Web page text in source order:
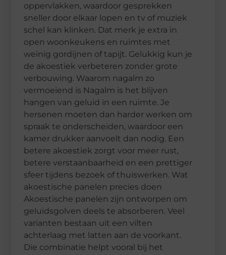
oppervlakken, waardoor gesprekken
sneller door elkaar lopen en tv of muziek
schel kan klinken. Dat merk je extra in
open woonkeukens en ruimtes met
weinig gordijnen of tapijt. Gelukkig kun je
de akoestiek verbeteren zonder grote
verbouwing. Waarom nagalm zo
vermoeiend is Nagalm is het blijven
hangen van geluid in een ruimte. Je
hersenen moeten dan harder werken om
spraak te onderscheiden, waardoor een
kamer drukker aanvoelt dan nodig. Een
betere akoestiek zorgt voor meer rust,
betere verstaanbaarheid en een prettiger
sfeer tijdens bezoek of thuiswerken. Wat
akoestische panelen precies doen
Akoestische panelen zijn ontworpen om
geluidsgolven deels te absorberen. Veel
varianten bestaan uit een vilten
achterlaag met latten aan de voorkant.
Die combinatie helpt vooral bij het